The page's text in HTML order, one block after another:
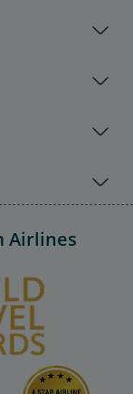
Airlines